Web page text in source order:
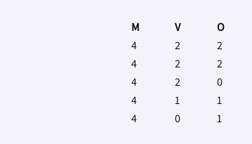
M V O
4 2 2
4 2 2
4 2 0
4 1 1
4 0 1